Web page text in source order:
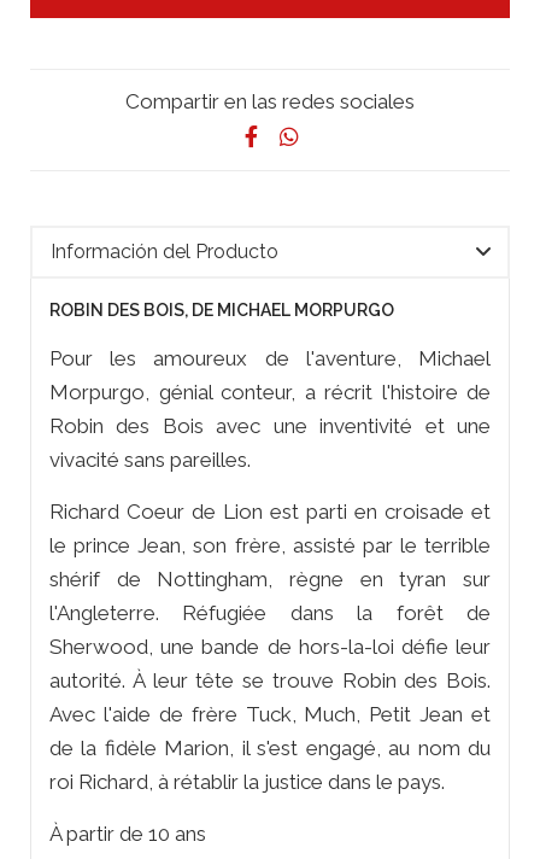
Compartir en las redes sociales
Información del Producto
ROBIN DES BOIS, DE MICHAEL MORPURGO
Pour les amoureux de l'aventure, Michael
Morpurgo, génial conteur, a récrit l'histoire de
Robin des Bois avec une inventivité et une
vivacité sans pareilles.
Richard Coeur de Lion est parti en croisade et
le prince Jean, son frère, assisté par le terrible
shérif de Nottingham, règne en tyran sur
l'Angleterre. Réfugiée dans la forêt de
Sherwood, une bande de hors-la-loi défie leur
autorité. À leur tête se trouve Robin des Bois.
Avec l'aide de frère Tuck, Much, Petit Jean et
de la fidèle Marion, il s'est engagé, au nom du
roi Richard, à rétablir la justice dans le pays.
À partir de 10 ans